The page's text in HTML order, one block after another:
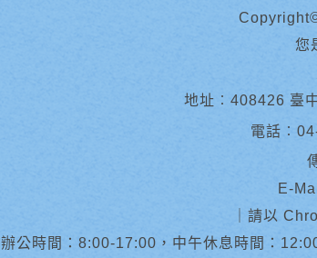
您
地址︰408426 臺
電話︰
E-
請以
辦公時間：8:00-17:00，中午休息時間：